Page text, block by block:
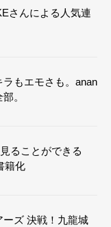
さんによる人気連
もエモさも。anan
。
ることができる
籍化
ーズ 決戦！九龍城